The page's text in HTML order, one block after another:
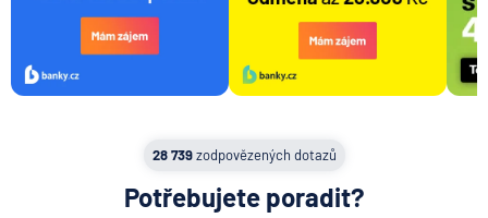
28 739zodpovězených dotazů
Potřebujete poradit?